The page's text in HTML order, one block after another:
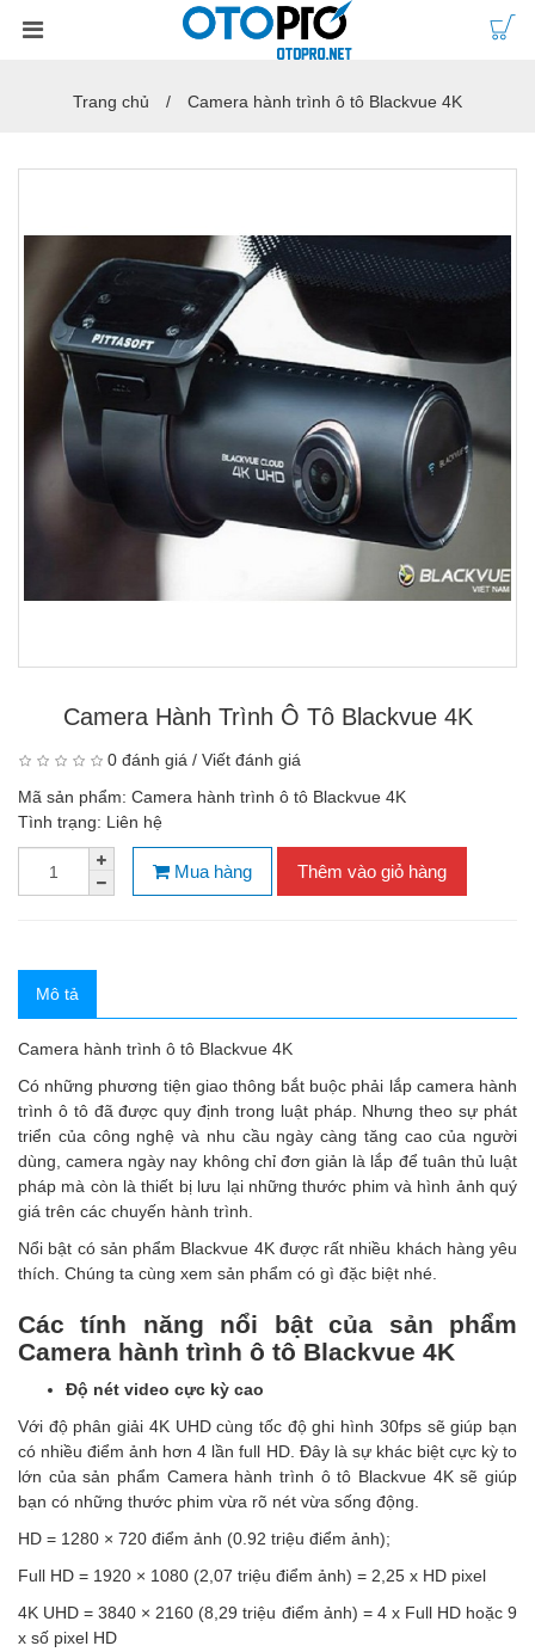
Trang chủ Camera hành trình ô tô Blackvue 4K
Camera Hành Trình Ô Tô Blackvue 4K
0 đánh giá / Viết đánh giá
Mã sản phẩm: Camera hành trình ô tô Blackvue 4K
Tình trạng: Liên hệ
Mua hàng Thêm vào giỏ hàng
Mô tả
Camera hành trình ô tô Blackvue 4K
Có những phương tiện giao thông bắt buộc phải lắp camera hành
trình ô tô đã được quy định trong luật pháp. Nhưng theo sự phát
triển của công nghệ và nhu cầu ngày càng tăng cao của người
dùng, camera ngày nay không chỉ đơn giản là lắp để tuân thủ luật
pháp mà còn là thiết bị lưu lại những thước phim và hình ảnh quý
giá trên các chuyến hành trình.
Nổi bật có sản phẩm Blackvue 4K được rất nhiều khách hàng yêu
thích. Chúng ta cùng xem sản phẩm có gì đặc biệt nhé.
Các tính năng nổi bật của sản phẩm
Camera hành trình ô tô Blackvue 4K
Độ nét video cực kỳ cao
Với độ phân giải 4K UHD cùng tốc độ ghi hình 30fps sẽ giúp bạn
có nhiều điểm ảnh hơn 4 lần full HD. Đây là sự khác biệt cực kỳ to
lớn của sản phẩm Camera hành trình ô tô Blackvue 4K sẽ giúp
bạn có những thước phim vừa rõ nét vừa sống động.
HD = 1280 × 720 điểm ảnh (0.92 triệu điểm ảnh);
Full HD = 1920 × 1080 (2,07 triệu điểm ảnh) = 2,25 x HD pixel
4K UHD = 3840 × 2160 (8,29 triệu điểm ảnh) = 4 x Full HD hoặc 9
x số pixel HD